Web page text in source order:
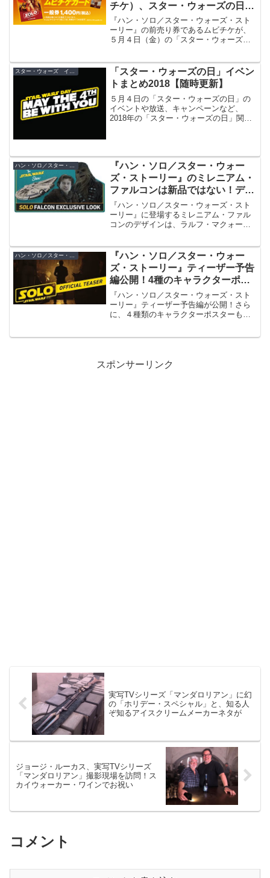
チケ）、スター・ウォーズの日に
発売！
『ハン・ソロ／スター・ウォーズ・スト
ーリー』の前売り券であるムビチケが、
５月４日（金）の「スター・ウォーズの
スター・ウォーズ イベント
「スター・ウォーズの日」イベン
トまとめ2018【随時更新】
５月４日の「スター・ウォーズの日」の
イベントや放送、キャンペーンなど、
2018年の「スター・ウォーズの日」関連
ハン・ソロ／スター・ウォーズ・ストーリー
『ハン・ソロ／スター・ウォー
ズ・ストーリー』のミレニアム・
ファルコンは新品ではない！デザ
インの理由は
『ハン・ソロ／スター・ウォーズ・スト
ーリー』に登場するミレニアム・ファル
コンのデザインは、ラルフ・マクォーリ
ァルコンの特性が考えられています。
ハン・ソロ／スター・ウォーズ・ストーリー
『ハン・ソロ／スター・ウォー
ズ・ストーリー』ティーザー予告
編公開！4種のキャラクターポス
ターも登場
『ハン・ソロ／スター・ウォーズ・スト
ーリー』ティーザー予告編が公開！さら
に、４種類のキャラクターポスターも登
スポンサーリンク
実写TVシリーズ「マンダロリアン」に幻
の「ホリデー・スペシャル」と、知る人
ぞ知るアイスクリームメーカーネタが
ジョージ・ルーカス、実写TVシリーズ
「マンダロリアン」撮影現場を訪問！ス
カイウォーカー・ワインでお祝い
コメント